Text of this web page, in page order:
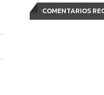
COMENTARIOS